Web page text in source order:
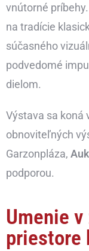
vnútorné
na tradície
súčasného
podvedomé
dielom.
Výstava sa koná
obnoviteľných
Garzonpláza,
podporou.
Umenie
priestore